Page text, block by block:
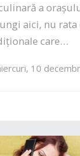
a
aici, nu
care…
10